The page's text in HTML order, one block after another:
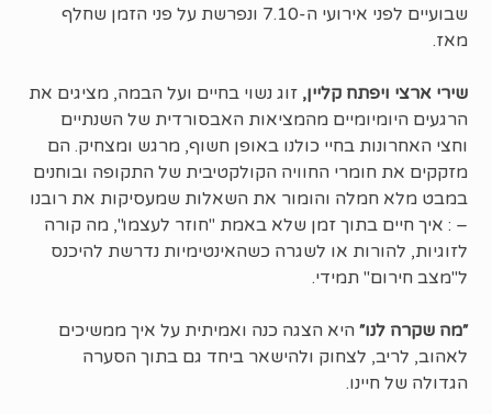
שבועיים לפני אירועי ה-7.10 ונפרשת על פני הזמן שחלף
מאז.
שירי ארצי ויפתח קליין, זוג נשוי בחיים ועל הבמה, מציגים את
הרגעים היומיומיים מהמציאות האבסורדית של השנתיים
וחצי האחרונות בחיי כולנו באופן חשוף, מרגש ומצחיק. הם
מזקקים את חומרי החוויה הקולקטיבית של התקופה ובוחנים
במבט מלא חמלה והומור את השאלות שמעסיקות את רובנו
– : איך חיים בתוך זמן שלא באמת "חוזר לעצמו", מה קורה
לזוגיות, להורות או לשגרה כשהאינטימיות נדרשת להיכנס
ל"מצב חירום" תמידי.
״מה שקרה לנו״ היא הצגה כנה ואמיתית על איך ממשיכים
לאהוב, לריב, לצחוק ולהישאר ביחד גם בתוך הסערה
הגדולה של חיינו.